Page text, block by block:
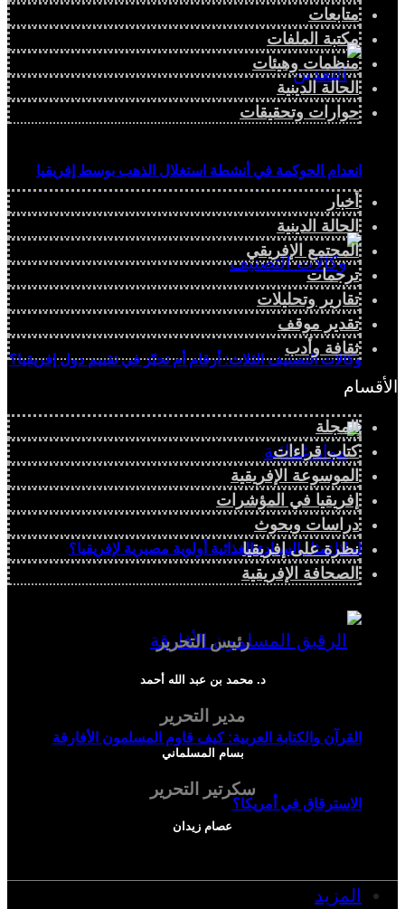
انعدام الحوكمة في أنشطة استغلال الذهب بوسط إفريقيا
وكالات التصنيف الثلاث: أرقام أم تحيّز في تقييم دول إفريقيا؟
لماذا تمثل السيادة الغذائية أولوية مصيرية لإفريقيا؟
القرآن والكتابة العربية: كيف قاوم المسلمون الأفارقة
الاسترقاق في أمريكا؟
المزيد
متابعات
مكتبة الملفات
منظمات وهيئات
الحالة الدينية
حوارات وتحقيقات
أخبار
الحالة الدينية
المجتمع الإفريقي
ترجمات
تقارير وتحليلات
تقدير موقف
ثقافة وأدب
الأقسام
المجلة
كتاب قراءات
الموسوعة الإفريقية
إفريقيا في المؤشرات
دراسات وبحوث
نظرة على إفريقيا
الصحافة الإفريقية
رئيس التحرير
د. محمد بن عبد الله أحمد
مدير التحرير
بسام المسلماني
سكرتير التحرير
عصام زيدان